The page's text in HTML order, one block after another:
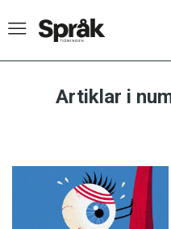
Krönikor
Språkfrågor
Artiklar i